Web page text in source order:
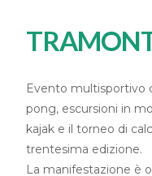
Evento multisportivo
pong, escursioni in
kajak e il torneo di
trentesima edizione.
La manifestazione è